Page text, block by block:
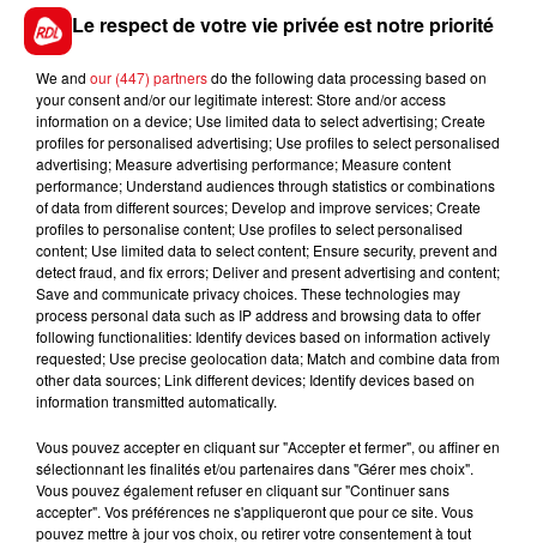
En direct des pistes
Vincennes (R3) : 502 GREAT TIGRESS
FILS D'ACTUS
15 juillet 2026
Le respect de votre vie privée est notre priorité
We and our (447) partnersdo the following data processing based on
your consent and/or our legitimate interest: Store and/or access
information on a device; Use limited data to select advertising; Create
profiles for personalised advertising; Use profiles to select personalised
advertising; Measure advertising performance; Measure content
performance; Understand audiences through statistics or combinations
of data from different sources; Develop and improve services; Create
profiles to personalise content; Use profiles to select personalised
content; Use limited data to select content; Ensure security, prevent and
detect fraud, and fix errors; Deliver and present advertising and content;
Save and communicate privacy choices. These technologies may
process personal data such as IP address and browsing data to offer
following functionalities: Identify devices based on information actively
requested; Use precise geolocation data; Match and combine data from
other data sources; Link different devices; Identify devices based on
information transmitted automatically.
Vous pouvez accepter en cliquant sur "Accepter et fermer", ou affiner en
sélectionnant les finalités et/ou partenaires dans "Gérer mes choix".
Vous pouvez également refuser en cliquant sur "Continuer sans
accepter". Vos préférences ne s'appliqueront que pour ce site. Vous
pouvez mettre à jour vos choix, ou retirer votre consentement à tout